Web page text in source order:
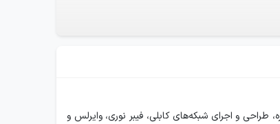
طراحی و اجرای شبکه‌های کابلی، فیبر نوری، وایرلس و